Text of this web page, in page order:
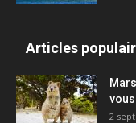
Articles
2